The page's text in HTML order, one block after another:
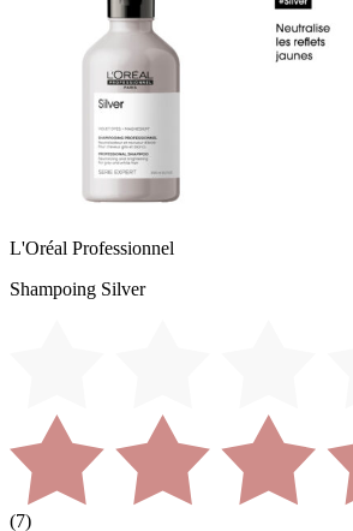
L'Oréal Professionnel
Shampoing Silver
(7)